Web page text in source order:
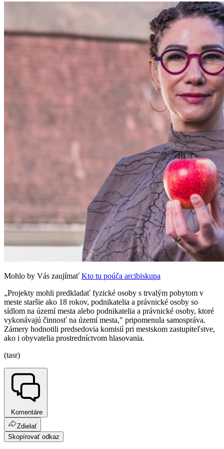
Mohlo by Vás zaujímať Kto tu poúča arcibiskupa
„Projekty mohli predkladať fyzické osoby s trvalým pobytom v
meste staršie ako 18 rokov, podnikatelia a právnické osoby so
sídlom na území mesta alebo podnikatelia a právnické osoby, ktoré
vykonávajú činnosť na území mesta," pripomenula samospráva.
Zámery hodnotili predsedovia komisií pri mestskom zastupiteľstve,
ako i obyvatelia prostredníctvom hlasovania.
(tasr)
Komentáre
Zdielať
Skopírovať odkaz